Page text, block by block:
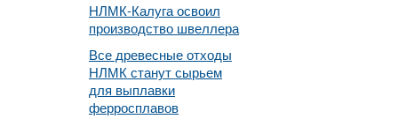
НЛМК-Калуга освоил
производство швеллера
Все древесные отходы
НЛМК станут сырьем
для выплавки
ферросплавов